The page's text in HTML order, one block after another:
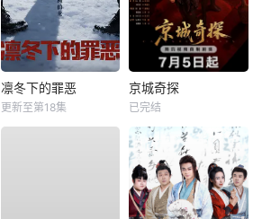
凛冬下的罪恶
更新至第18集
京城奇探
已完结